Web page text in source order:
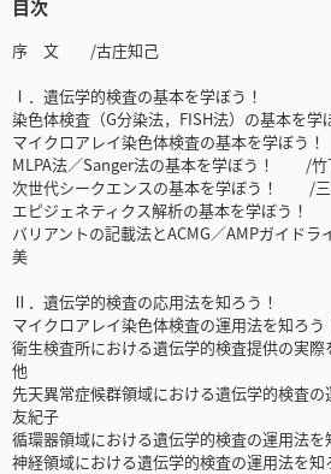
目次
序 文 /古庄知己
Ⅰ．遺伝学的検査の基本を学ぼう！
染色体検査（G分染法，FISH法）の基本
マイクロアレイ染色体検査の基本を学ぼ
MLPA法／Sanger法の基本を学ぼう！ /竹
次世代シークエンスの基本を学ぼう！ /
エピジェネティクス解析の基本を学ぼう
バリアントの記載法とACMG／AMPガイ
美
Ⅱ．遺伝学的検査の応用法を知ろう！
マイクロアレイ染色体検査の運用法を知
衛生検査所における遺伝学的検査提供の
他
先天異常症候群領域における遺伝学的検
友紀子
循環器領域における遺伝学的検査の運用
神経領域における遺伝学的検査の運用法